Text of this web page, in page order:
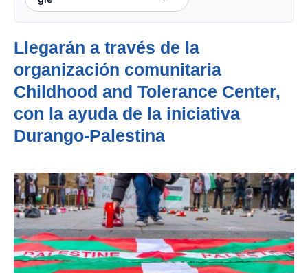
Llegarán a través de la
organización comunitaria
Childhood and Tolerance Center,
con la ayuda de la iniciativa
Durango-Palestina